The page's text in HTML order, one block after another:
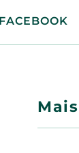
FACEBOOK